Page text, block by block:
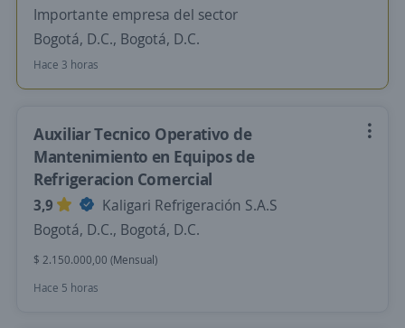
Importante empresa del sector
Bogotá, D.C., Bogotá, D.C.
Hace 3 horas
Auxiliar Tecnico Operativo de
Mantenimiento en Equipos de
Refrigeracion Comercial
3,9
Kaligari Refrigeración S.A.S
Bogotá, D.C., Bogotá, D.C.
$ 2.150.000,00 (Mensual)
Hace 5 horas